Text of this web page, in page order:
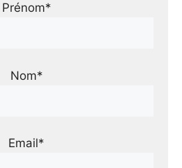
Prénom*
Nom*
Email*